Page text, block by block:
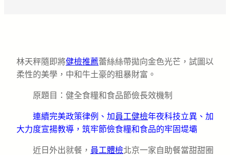
林天秤隨即將健檢推薦蕾絲絲帶拋向金色光芒，試圖以
柔性的美學，中和牛土豪的粗暴財富。
原題目：健全食糧和食品節儉長效機制
連續完美政策律例、加員工健檢年夜科技立異、加
大力度宣揚教導，筑牢節儉食糧和食品的牢固堤壩
近日外出就餐， 員工體檢北京一家自助餐當甜甜圈